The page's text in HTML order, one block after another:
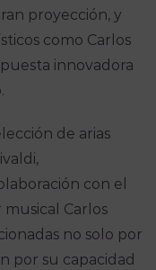
proyección, y
como Carlos
innovadora
de arias
con el
Carlos
no solo por
por su capacidad